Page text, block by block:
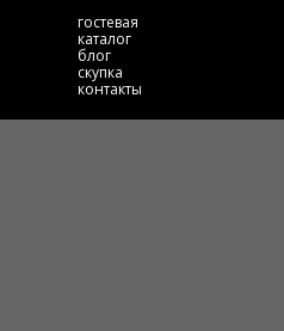
гостевая
каталог
блог
скупка
контакты